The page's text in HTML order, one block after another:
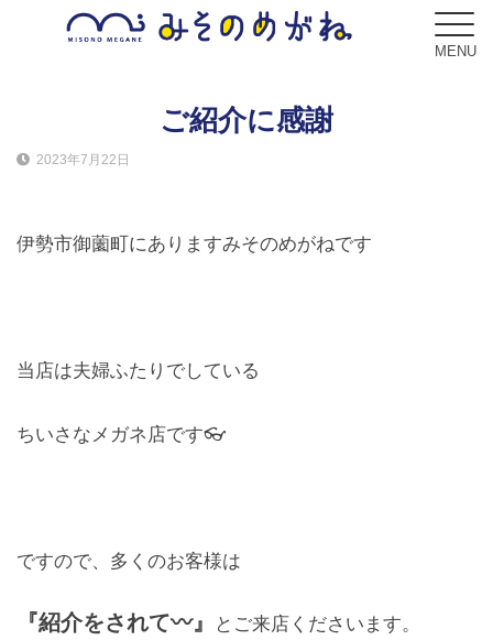
MENU
サービス
Service
フレーム
Lens
キッズ
ご紹介に感謝
2023年7月22日
伊勢市御薗町にありますみそのめがねです
当店は夫婦ふたりでしている
ちいさなメガネ店です👓
ですので、多くのお客様は
『紹介をされて〰』 とご来店くださいます。